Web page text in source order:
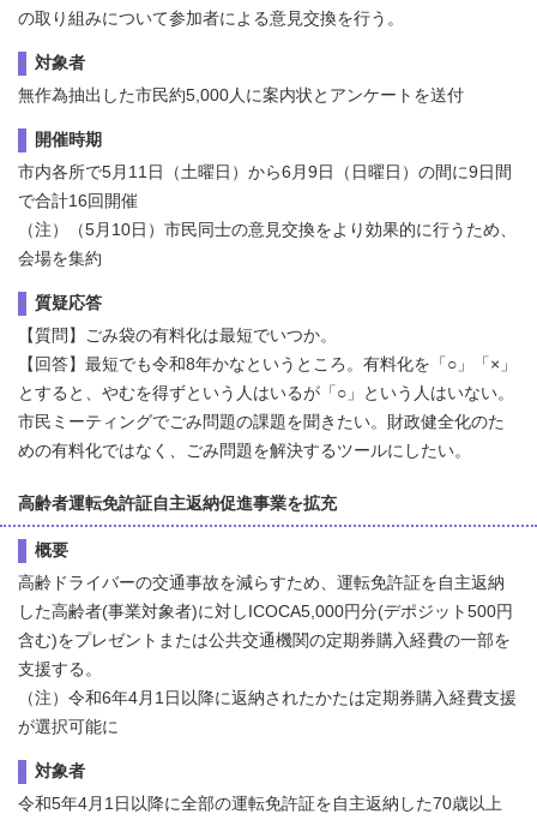
の取り組みについて参加者による意見交換を行う。
対象者
無作為抽出した市民約5,000人に案内状とアンケートを送付
開催時期
市内各所で5月11日（土曜日）から6月9日（日曜日）の間に9日間
で合計16回開催
（注）（5月10日）市民同士の意見交換をより効果的に行うため、
会場を集約
質疑応答
【質問】ごみ袋の有料化は最短でいつか。
【回答】最短でも令和8年かなというところ。有料化を「○」「×」
とすると、やむを得ずという人はいるが「○」という人はいない。
市民ミーティングでごみ問題の課題を聞きたい。財政健全化のた
めの有料化ではなく、ごみ問題を解決するツールにしたい。
高齢者運転免許証自主返納促進事業を拡充
概要
高齢ドライバーの交通事故を減らすため、運転免許証を自主返納
した高齢者(事業対象者)に対しICOCA5,000円分(デポジット500円
含む)をプレゼントまたは公共交通機関の定期券購入経費の一部を
支援する。
（注）令和6年4月1日以降に返納されたかたは定期券購入経費支援
が選択可能に
対象者
令和5年4月1日以降に全部の運転免許証を自主返納した70歳以上